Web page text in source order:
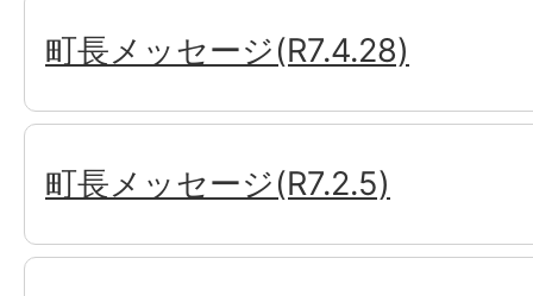
町長メッセージ(R7.4.28)
町長メッセージ(R7.2.5)